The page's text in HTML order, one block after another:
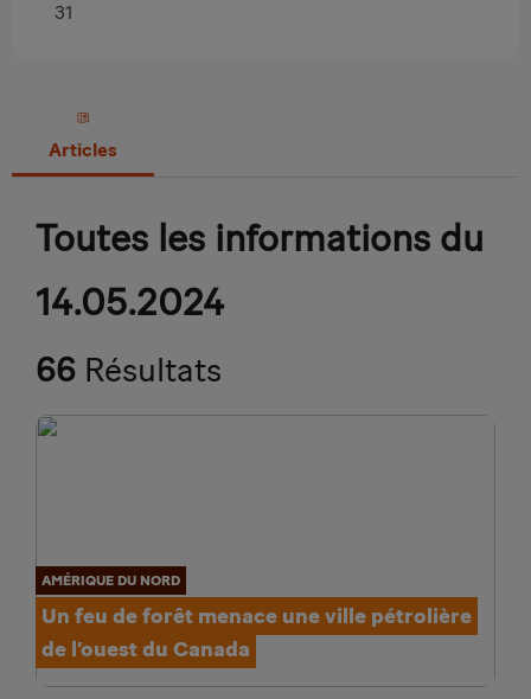
31
Articles
Toutes les informations du
14.05.2024
66 Résultats
AMÉRIQUE DU NORD
Un feu de forêt menace une ville pétrolière
de l’ouest du Canada